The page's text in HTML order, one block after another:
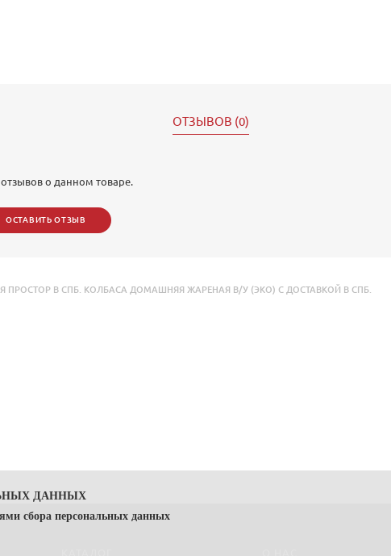
ОТЗЫВОВ (0)
отзывов о данном товаре.
ОСТАВИТЬ ОТЗЫВ
В СПБ. КОЛБАСА ДОМАШНЯЯ ЖАРЕНАЯ В/У (ЭКО) С ДОСТАВКОЙ В СПБ.
ДАННЫХ
сбора персональных данных